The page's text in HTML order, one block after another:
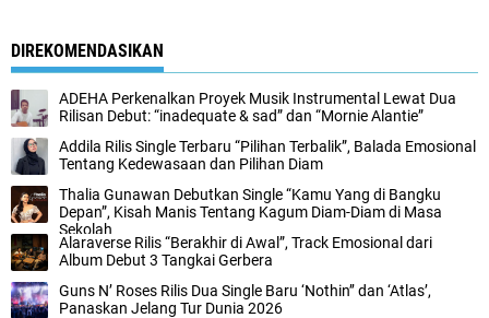
DIREKOMENDASIKAN
ADEHA Perkenalkan Proyek Musik Instrumental Lewat Dua
Rilisan Debut: “inadequate & sad” dan “Mornie Alantie”
Addila Rilis Single Terbaru “Pilihan Terbalik”, Balada Emosional
Tentang Kedewasaan dan Pilihan Diam
Thalia Gunawan Debutkan Single “Kamu Yang di Bangku
Depan”, Kisah Manis Tentang Kagum Diam-Diam di Masa
Sekolah
Alaraverse Rilis “Berakhir di Awal”, Track Emosional dari
Album Debut 3 Tangkai Gerbera
Guns N’ Roses Rilis Dua Single Baru ‘Nothin’’ dan ‘Atlas’,
Panaskan Jelang Tur Dunia 2026